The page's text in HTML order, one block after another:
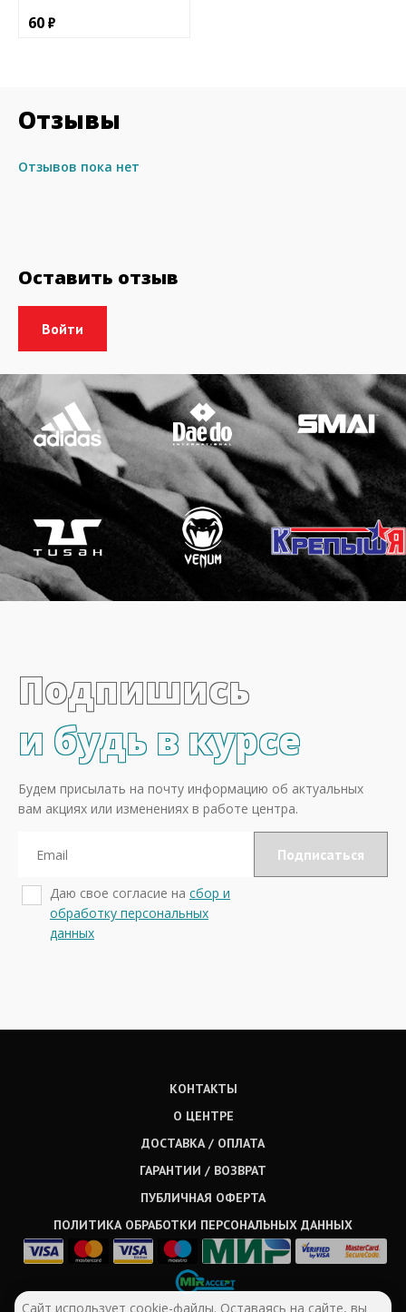
60
Отзывы
Отзывов пока нет
Оставить отзыв
Подпишись
и будь в курсе
Будем присылать на почту информацию об актуальных
вам акциях или изменениях в работе центра.
Даю свое согласие на сбор и
обработку персональных
данных
КОНТАКТЫ
О ЦЕНТРЕ
ДОСТАВКА / ОПЛАТА
ГАРАНТИИ / ВОЗВРАТ
ПУБЛИЧНАЯ ОФЕРТА
ПОЛИТИКА ОБРАБОТКИ ПЕРСОНАЛЬНЫХ ДАННЫХ
Сайт использует cookie-файлы. Оставаясь на сайте, вы